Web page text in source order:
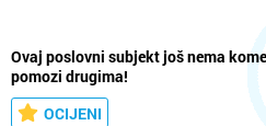
Ovaj poslovni subjekt još nema
pomozi drugima!
OCIJENI